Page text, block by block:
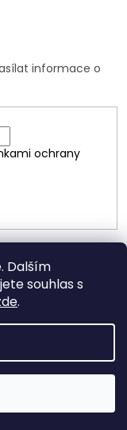
Dalším
souhlas s
.
informace o
ochrany
práva vyhrazena.